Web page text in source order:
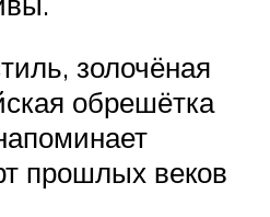
золочёная
обрешётка
прошлых веков